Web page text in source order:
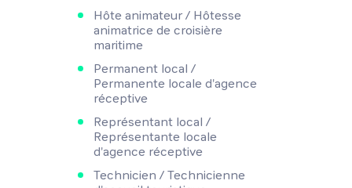
Hôte animateur / Hôtesse
animatrice de croisière
maritime
Permanent local /
Permanente locale d'agence
réceptive
Représentant local /
Représentante locale
d'agence réceptive
Technicien / Technicienne